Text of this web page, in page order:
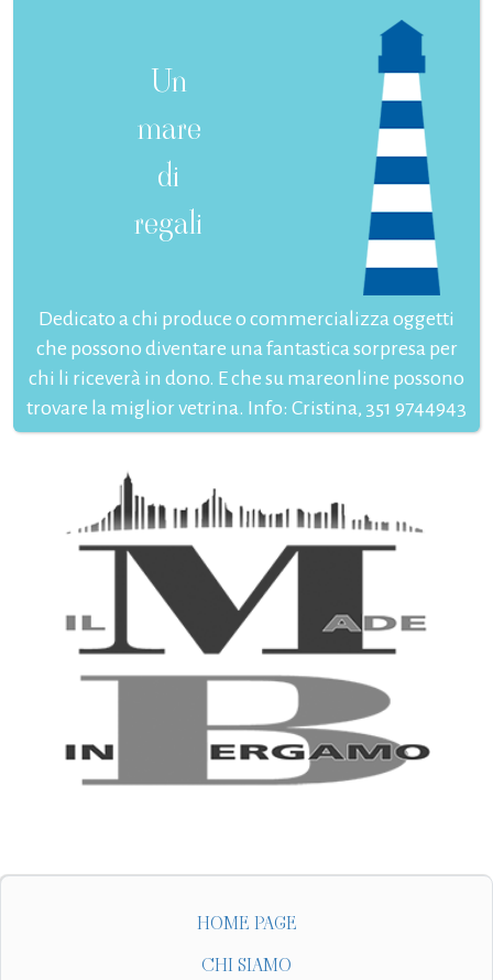
Un
mare
di
regali
Dedicato a chi produce o commercializza oggetti
che possono diventare una fantastica sorpresa per
chi li riceverà in dono. E che su mareonline possono
trovare la miglior vetrina. Info: Cristina, 351 9744943
HOME PAGE
CHI SIAMO